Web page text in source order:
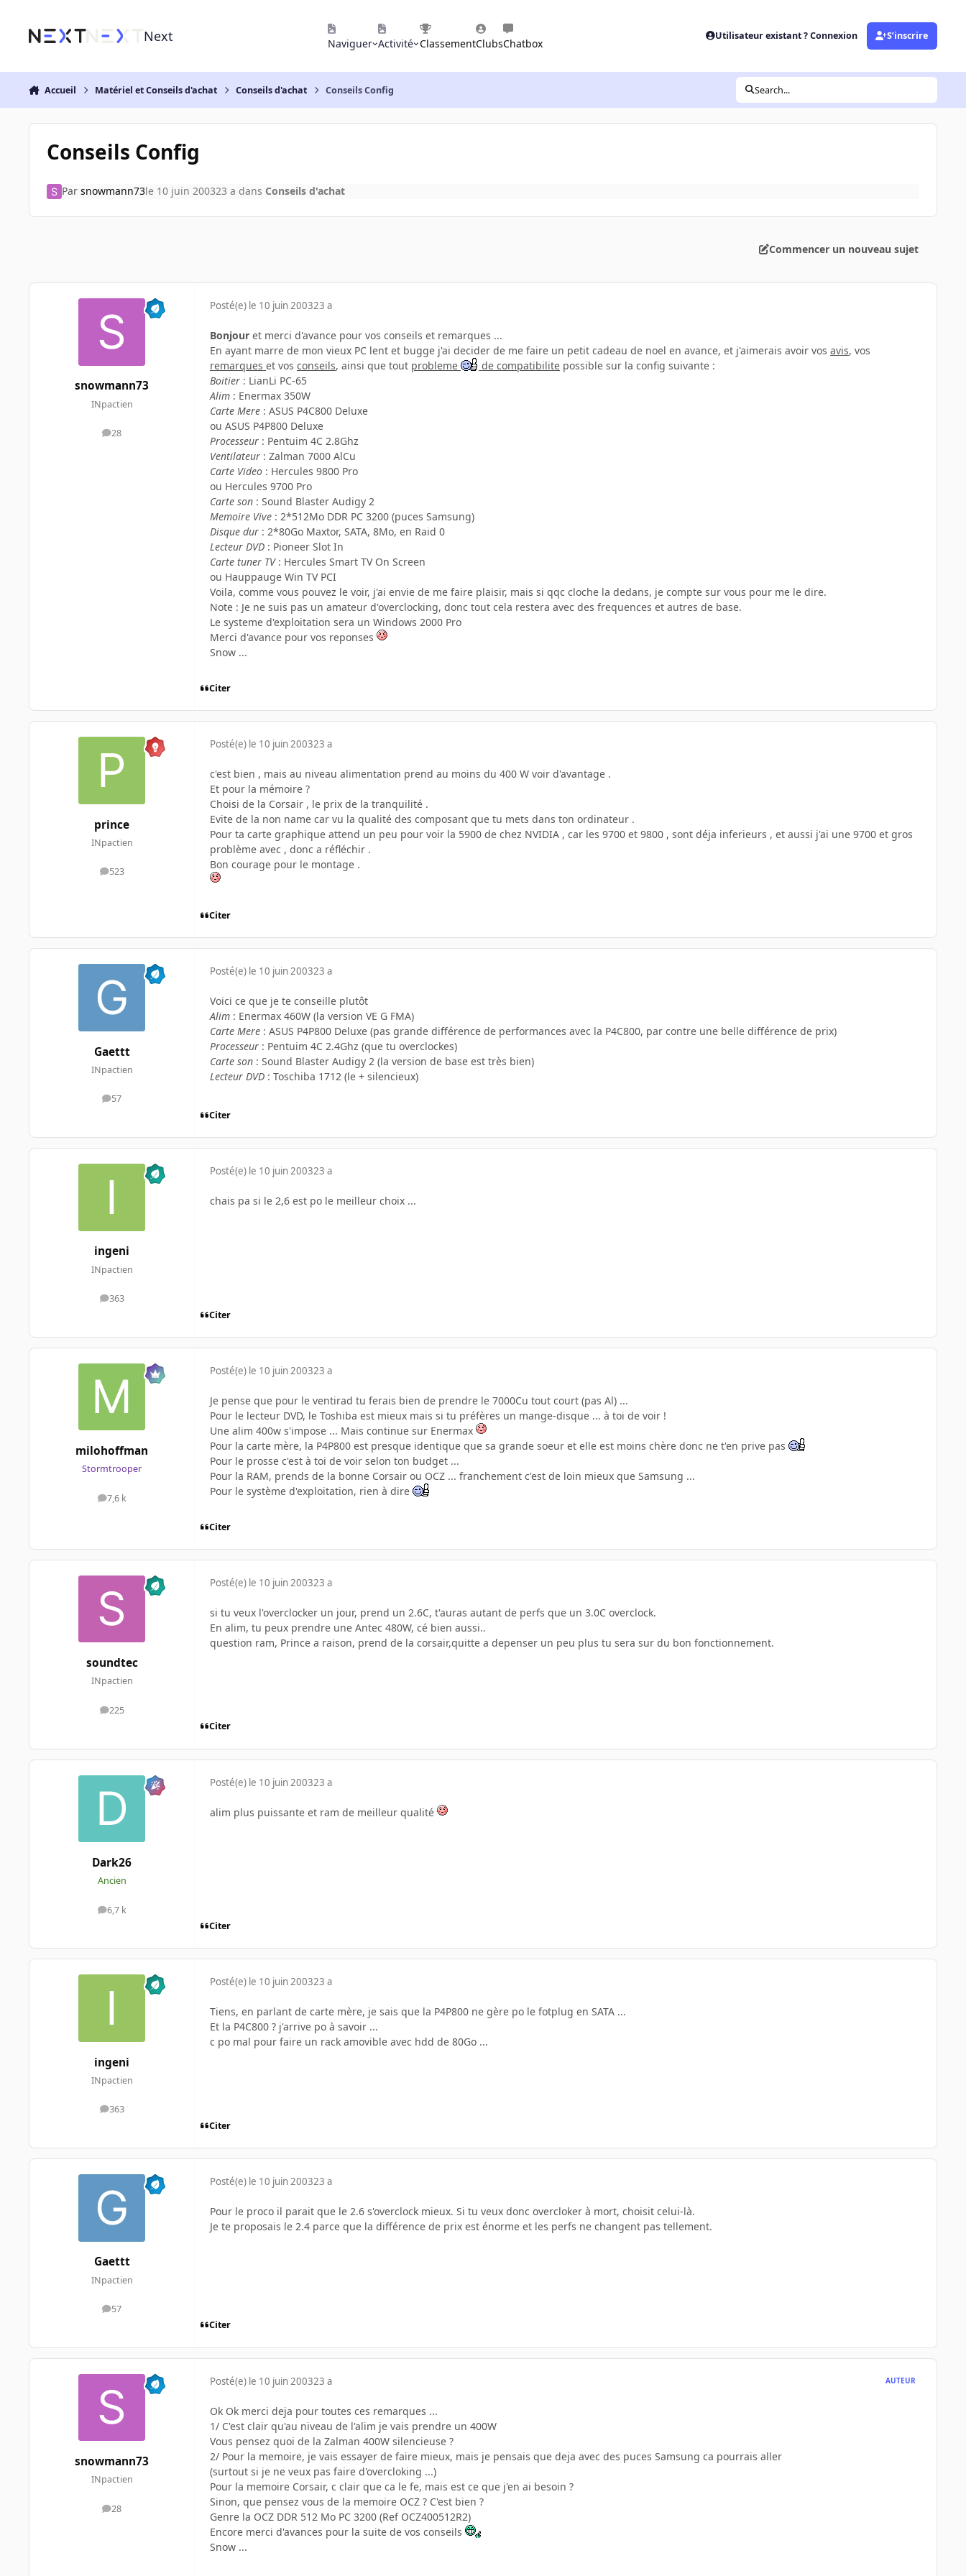
Next Naviguer Activité ClassementClubsChatbox
Utilisateur existant ? Connexion S’inscrire
Accueil Matériel et Conseils d'achat Conseils d'achat Conseils Config Search...
Conseils Config
Par snowmann73le 10 juin 200323 a dans Conseils d'achat
Commencer un nouveau sujet
snowmann73
INpactien
28
messages
Posté(e) le 10 juin 200323 a
Bonjour et merci d'avance pour vos conseils et remarques ...
En ayant marre de mon vieux PC lent et bugge j'ai decider de me faire un petit cadeau de noel en avance, et j'aimerais avoir vos avis, vos
remarques et vos conseils, ainsi que tout probleme de compatibilite possible sur la config suivante :
Boitier : LianLi PC-65
Alim : Enermax 350W
Carte Mere : ASUS P4C800 Deluxe
ou ASUS P4P800 Deluxe
Processeur : Pentuim 4C 2.8Ghz
Ventilateur : Zalman 7000 AlCu
Carte Video : Hercules 9800 Pro
ou Hercules 9700 Pro
Carte son : Sound Blaster Audigy 2
Memoire Vive : 2*512Mo DDR PC 3200 (puces Samsung)
Disque dur : 2*80Go Maxtor, SATA, 8Mo, en Raid 0
Lecteur DVD : Pioneer Slot In
Carte tuner TV : Hercules Smart TV On Screen
ou Hauppauge Win TV PCI
Voila, comme vous pouvez le voir, j'ai envie de me faire plaisir, mais si qqc cloche la dedans, je compte sur vous pour me le dire.
Note : Je ne suis pas un amateur d'overclocking, donc tout cela restera avec des frequences et autres de base.
Le systeme d'exploitation sera un Windows 2000 Pro
Merci d'avance pour vos reponses
Snow ...
Citer
prince
INpactien
523
messages
Posté(e) le 10 juin 200323 a
c'est bien , mais au niveau alimentation prend au moins du 400 W voir d'avantage .
Et pour la mémoire ?
Choisi de la Corsair , le prix de la tranquilité .
Evite de la non name car vu la qualité des composant que tu mets dans ton ordinateur .
Pour ta carte graphique attend un peu pour voir la 5900 de chez NVIDIA , car les 9700 et 9800 , sont déja inferieurs , et aussi j'ai une 9700 et gros
problème avec , donc a réfléchir .
Bon courage pour le montage .
Citer
Gaettt
INpactien
57
messages
Posté(e) le 10 juin 200323 a
Voici ce que je te conseille plutôt
Alim : Enermax 460W (la version VE G FMA)
Carte Mere : ASUS P4P800 Deluxe (pas grande différence de performances avec la P4C800, par contre une belle différence de prix)
Processeur : Pentuim 4C 2.4Ghz (que tu overclockes)
Carte son : Sound Blaster Audigy 2 (la version de base est très bien)
Lecteur DVD : Toschiba 1712 (le + silencieux)
Citer
ingeni
INpactien
363
messages
Posté(e) le 10 juin 200323 a
chais pa si le 2,6 est po le meilleur choix ...
Citer
milohoffman
Stormtrooper
7,6 k
messages
Posté(e) le 10 juin 200323 a
Je pense que pour le ventirad tu ferais bien de prendre le 7000Cu tout court (pas Al) ...
Pour le lecteur DVD, le Toshiba est mieux mais si tu préfères un mange-disque ... à toi de voir !
Une alim 400w s'impose ... Mais continue sur Enermax
Pour la carte mère, la P4P800 est presque identique que sa grande soeur et elle est moins chère donc ne t'en prive pas
Pour le prosse c'est à toi de voir selon ton budget ...
Pour la RAM, prends de la bonne Corsair ou OCZ ... franchement c'est de loin mieux que Samsung ...
Pour le système d'exploitation, rien à dire
Citer
soundtec
INpactien
225
messages
Posté(e) le 10 juin 200323 a
si tu veux l'overclocker un jour, prend un 2.6C, t'auras autant de perfs que un 3.0C overclock.
En alim, tu peux prendre une Antec 480W, cé bien aussi..
question ram, Prince a raison, prend de la corsair,quitte a depenser un peu plus tu sera sur du bon fonctionnement.
Citer
Dark26
Ancien
6,7 k
messages
Posté(e) le 10 juin 200323 a
alim plus puissante et ram de meilleur qualité
Citer
ingeni
INpactien
363
messages
Posté(e) le 10 juin 200323 a
Tiens, en parlant de carte mère, je sais que la P4P800 ne gère po le fotplug en SATA ...
Et la P4C800 ? j'arrive po à savoir ...
c po mal pour faire un rack amovible avec hdd de 80Go ...
Citer
Gaettt
INpactien
57
messages
Posté(e) le 10 juin 200323 a
Pour le proco il parait que le 2.6 s'overclock mieux. Si tu veux donc overcloker à mort, choisit celui-là.
Je te proposais le 2.4 parce que la différence de prix est énorme et les perfs ne changent pas tellement.
Citer
snowmann73
INpactien
28
messages
Posté(e) le 10 juin 200323 a AUTEUR
Ok Ok merci deja pour toutes ces remarques ...
1/ C'est clair qu'au niveau de l'alim je vais prendre un 400W
Vous pensez quoi de la Zalman 400W silencieuse ?
2/ Pour la memoire, je vais essayer de faire mieux, mais je pensais que deja avec des puces Samsung ca pourrais aller
(surtout si je ne veux pas faire d'overcloking ...)
Pour la memoire Corsair, c clair que ca le fe, mais est ce que j'en ai besoin ?
Sinon, que pensez vous de la memoire OCZ ? C'est bien ?
Genre la OCZ DDR 512 Mo PC 3200 (Ref OCZ400512R2)
Encore merci d'avances pour la suite de vos conseils
Snow ...